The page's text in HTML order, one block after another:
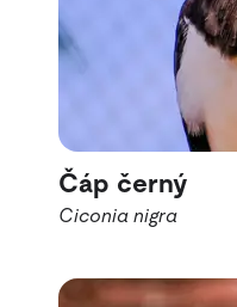
Čáp černý
Ciconia nigra